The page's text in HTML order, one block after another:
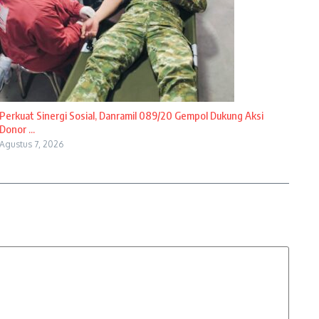
Perkuat Sinergi Sosial, Danramil 089/20 Gempol Dukung Aksi
Donor ...
Agustus 7, 2026